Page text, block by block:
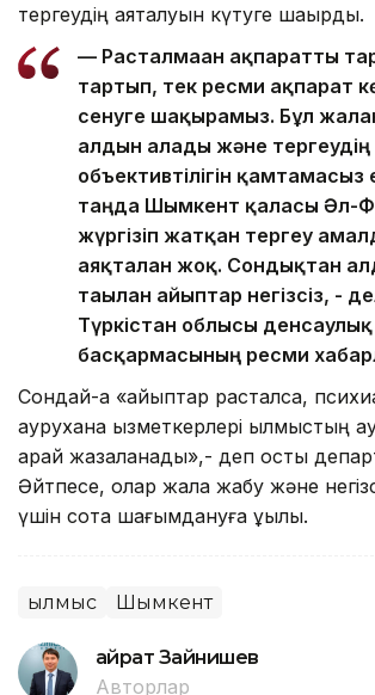
тергеудің аяқталуын күтуге шақырды.
— Расталмаған ақпаратты
тартып, тек ресми ақпарат
сенуге шақырамыз. Бұл
алдын алады және тергеудің
объективтілігін қамтамасыз
таңда Шымкент қаласы Әл-
жүргізіп жатқан тергеу
аяқталған жоқ. Сондықтан
тағылған айыптар негізсіз, -
Түркістан облысы
басқармасының ресми
Сондай-ақ «айыптар расталса,
аурухана қызметкерлері қылмыстың
қарай жазаланады»,- деп қосты
Әйтпесе, олар жала жабу және
үшін сотқа шағымдануға құқылы.
Қылмыс Шымкент
Қайрат Зайнишев
Авторлар